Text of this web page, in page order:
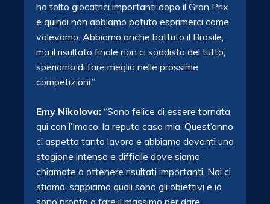
ha tolto giocatrici importanti dopo il Gran Prix
e quindi non abbiamo potuto esprimerci come
volevamo. Abbiamo anche battuto il Brasile,
ma il risultato finale non ci soddisfa del tutto,
speriamo di fare meglio nelle prossime
competizioni.”
Emy Nikolova: “Sono felice di essere tornata
qui con l’Imoco, la reputo casa mia. Quest’anno
ci aspetta tanto lavoro e abbiamo davanti una
stagione intensa e difficile dove siamo
chiamate a ottenere risultati importanti. Noi ci
stiamo, sappiamo quali sono gli obiettivi e io
sono pronta a fare il massimo per dare